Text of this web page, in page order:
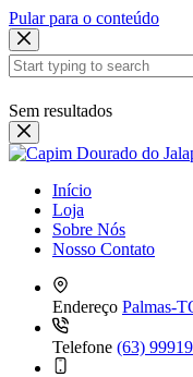
Pular para o conteúdo
Sem resultados
Início
Loja
Sobre Nós
Nosso Contato
Endereço Palmas-
Telefone (63)